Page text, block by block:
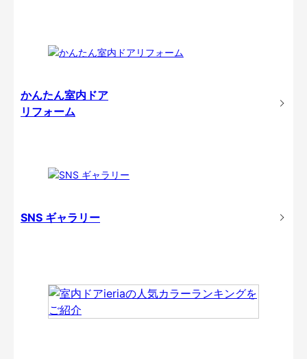
かんたん室内ドア
リフォーム
SNS ギャラリー